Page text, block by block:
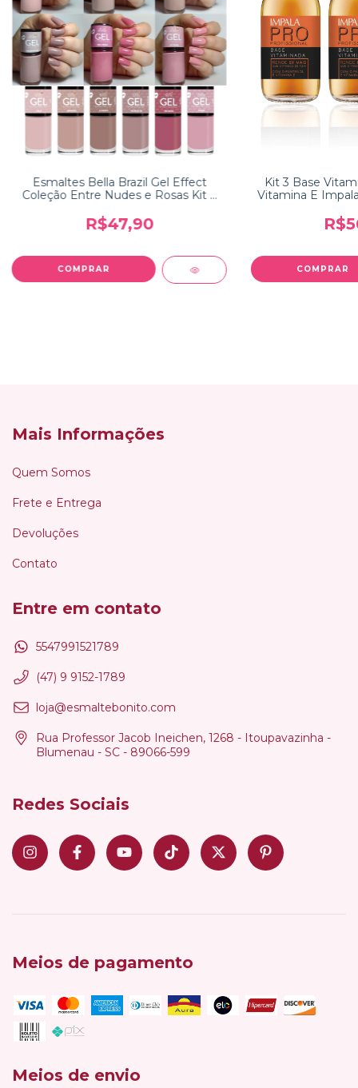
Esmaltes Bella Brazil Gel Effect
Coleção Entre Nudes e Rosas Kit 6
R$47,90
Kit 3 Base
Vitamina E
Mais Informações
Quem Somos
Frete e Entrega
Devoluções
Contato
Entre em contato
5547991521789
(47) 9 9152-1789
loja@esmaltebonito.com
Rua Professor Jacob Ineichen, 1268 - Itoupavazinha -
Blumenau - SC - 89066-599
Redes Sociais
Meios de pagamento
Meios de envio